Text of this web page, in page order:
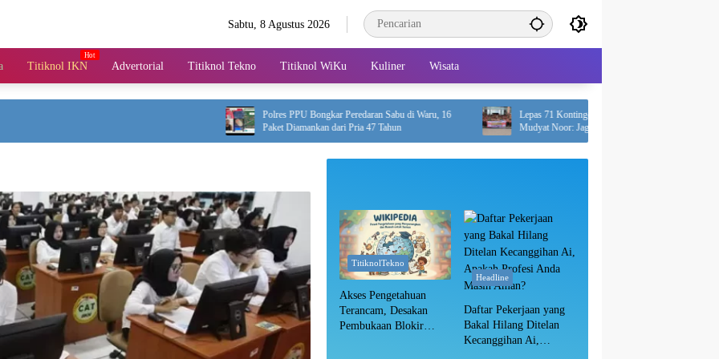
Sabtu, 8 Agustus 2026
Titiknol IKN Advertorial Titiknol Tekno Titiknol WiKu Kuliner Wisata
Polres PPU Bongkar Peredaran Sabu di Waru, 16
Paket Diamankan dari Pria 47 Tahun
Lepas 71 Kontingen Pramuka ke Jamnas XII,
Mudyat Noor: Jaga Nama Baik Daerah
TitiknolTekno
Akses Pengetahuan
Terancam, Desakan
Pembukaan Blokir
Headline
Daftar Pekerjaan yang
Bakal Hilang Ditelan
Kecanggihan Ai,